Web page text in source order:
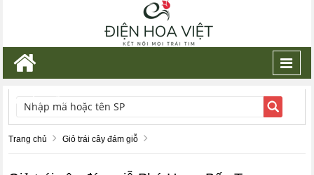
TÌM KIẾM
Trang chủ Giỏ trái cây đám giỗ